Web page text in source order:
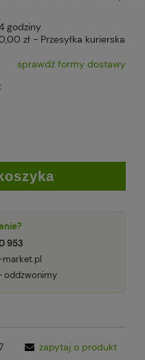
godziny
zł - Przesyłka kurierska
płatności
sprawdź formy dostawy
953
oddzwonimy
zapytaj o produkt